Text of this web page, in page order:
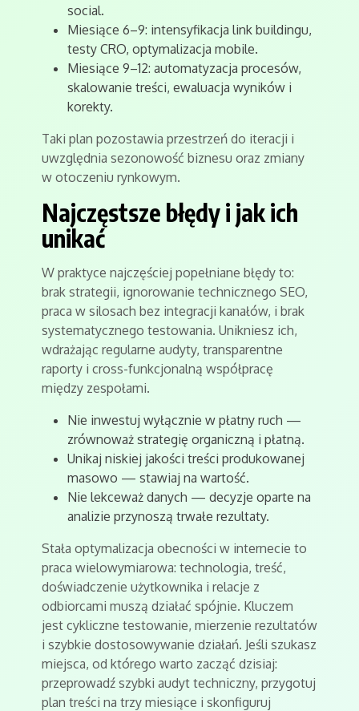
social.
Miesiące 6–9: intensyfikacja link buildingu,
testy CRO, optymalizacja mobile.
Miesiące 9–12: automatyzacja procesów,
skalowanie treści, ewaluacja wyników i
korekty.
Taki plan pozostawia przestrzeń do iteracji i
uwzględnia sezonowość biznesu oraz zmiany
w otoczeniu rynkowym.
Najczęstsze błędy i jak ich
unikać
W praktyce najczęściej popełniane błędy to:
brak strategii, ignorowanie technicznego SEO,
praca w silosach bez integracji kanałów, i brak
systematycznego testowania. Unikniesz ich,
wdrażając regularne audyty, transparentne
raporty i cross-funkcjonalną współpracę
między zespołami.
Nie inwestuj wyłącznie w płatny ruch —
zrównoważ strategię organiczną i płatną.
Unikaj niskiej jakości treści produkowanej
masowo — stawiaj na wartość.
Nie lekceważ danych — decyzje oparte na
analizie przynoszą trwałe rezultaty.
Stała optymalizacja obecności w internecie to
praca wielowymiarowa: technologia, treść,
doświadczenie użytkownika i relacje z
odbiorcami muszą działać spójnie. Kluczem
jest cykliczne testowanie, mierzenie rezultatów
i szybkie dostosowywanie działań. Jeśli szukasz
miejsca, od którego warto zacząć dzisiaj:
przeprowadź szybki audyt techniczny, przygotuj
plan treści na trzy miesiące i skonfiguruj